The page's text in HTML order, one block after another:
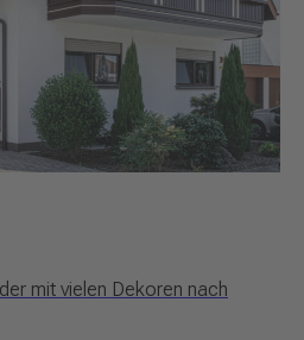
mit vielen Dekoren nach